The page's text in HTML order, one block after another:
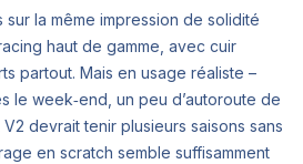
sur la même impression de solidité
haut de gamme, avec cuir
partout. Mais en usage réaliste –
le week‑end, un peu d’autoroute de
devrait tenir plusieurs saisons sans
en scratch semble suffisamment